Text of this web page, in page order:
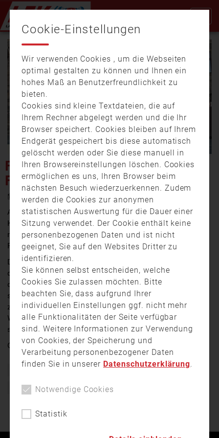
Video
FÜRTH: BAU DER
FEUERWACHE
24. Februar 2022 19:16
Am Anfang der Corona-Pandemie wurden in China
Krankenhäuser in wenigen Tagen gebaut, in Berlin hat
man 14 Jahre für den BER Flughafen gebraucht und in
Fürth?
Da wird auch schon mehrere Jahre am neuen Gebäude
der Feuerwehr rumgewerkelt. Es dauert, dauert und
dauert. Dabei sollte das Gebäude in der Kapellenstraße
seit Sommer 2020 fertig sein. Doch wie sieht es jetzt,
zwei Jahre nach der angestrebten Inbetriebnahme aus?
Wir haben uns auf dem Gelände umgesehen und
schonmal hinter die Türen geblickt.
Quelle: Franken Fernsehen
Neue Feuerwache
Cookie-Einstellungen
Wir verwenden Cookies , um die Webseiten
optimal gestalten zu können und Ihnen ein
hohes Maß an Benutzerfreundlichkeit zu
bieten.
Cookies sind kleine Textdateien, die auf
Ihrem Rechner abgelegt werden und die Ihr
Browser speichert. Cookies bleiben auf Ihrem
Endgerät gespeichert bis diese automatisch
gelöscht werden oder Sie diese manuell in
Ihren Browsereinstellungen löschen. Cookies
ermöglichen es uns, Ihren Browser beim
nächsten Besuch wiederzuerkennen. Zudem
werden die Cookies zur anonymen
statistischen Auswertung für die Dauer einer
Sitzung verwendet. Der Cookie enthält keine
personenbezogenen Daten und ist nicht
geeignet, Sie auf den Websites Dritter zu
identifizieren.
Sie können selbst entscheiden, welche
Cookies Sie zulassen möchten. Bitte
beachten Sie, dass aufgrund Ihrer
individuellen Einstellungen ggf. nicht mehr
alle Funktionalitäten der Seite verfügbar
sind. Weitere Informationen zur Verwendung
von Cookies, der Speicherung und
Verarbeitung personenbezogener Daten
finden Sie in unserer Datenschutzerklärung.
Notwendige Cookies
Statistik